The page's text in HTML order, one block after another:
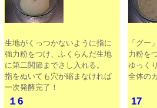
生地がくっつかないように指に
強力粉をつけ、ふくらんだ生地
に第二関節までさし入れる。
指をぬいても穴が縮まなければ
一次発酵完了！
「グー
力粉を
ゆっく
全体の
１6 17